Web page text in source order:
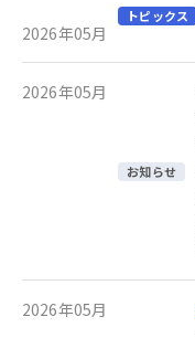
2026年05月
トピックス
2026年05月
お知らせ
2026年05月